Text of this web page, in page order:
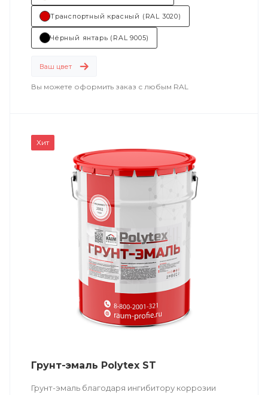
Основные отрасли применения:
машиностроение.
Транспортный красный (RAL 3020)
Чёрный янтарь (RAL 9005)
Ваш цвет
Вы можете оформить заказ с любым RAL
Хит
Грунт-эмаль Polytex ST
Грунт-эмаль благодаря ингибитору коррозии